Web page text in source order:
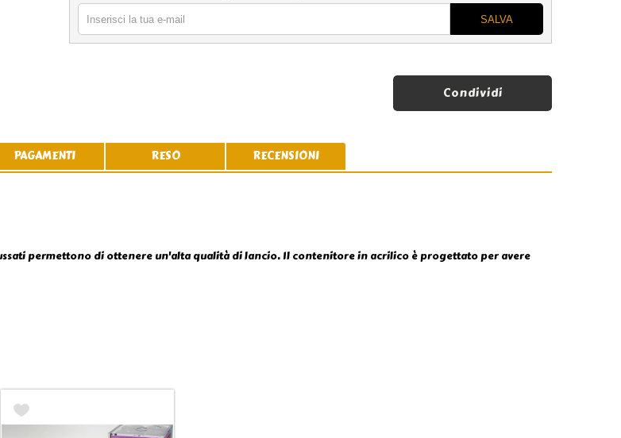
Condividi
PAGAMENTI RESO RECENSIONI
permettono di ottenere un'alta qualità di lancio. Il contenitore in acrilico è progettato per avere